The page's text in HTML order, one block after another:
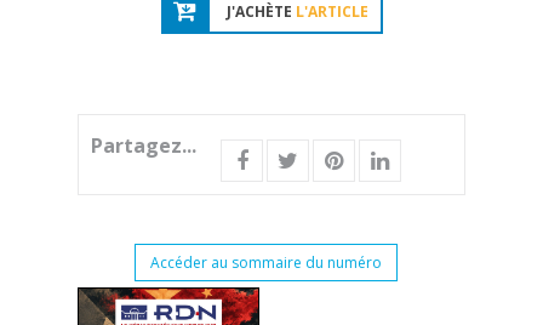
J'ACHÈTE L'ARTICLE
Partagez...
Accéder au sommaire du numéro